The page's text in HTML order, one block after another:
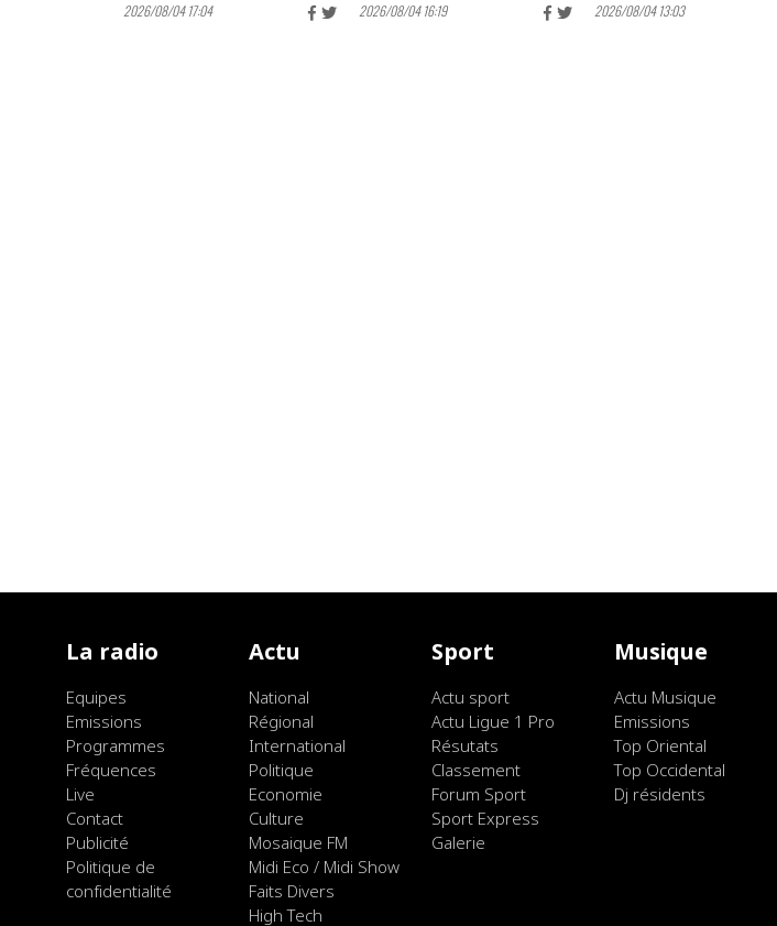
2026/08/04 17:04 2026/08/04 16:19 2026/08/04 13:03
La radio
Equipes
Emissions
Programmes
Fréquences
Live
Contact
Publicité
Politique de
confidentialité
Actu
National
Régional
International
Politique
Economie
Culture
Mosaique FM
Midi Eco / Midi Show
Faits Divers
High Tech
Sport
Actu sport
Actu Ligue 1 Pro
Résutats
Classement
Forum Sport
Sport Express
Galerie
Musique
Actu Musique
Emissions
Top Oriental
Top Occidental
Dj résidents